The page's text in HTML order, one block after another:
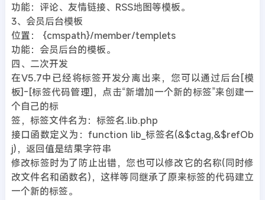
功能：评论、友情链接、RSS地图等模板。
3、会员后台模板
位置： {cmspath}/member/templets
功能：会员后台的模板。
四、二次开发
在V5.7中已经将标签开发分离出来，您可以通过后台[模
板]-[标签代码管理]，点击“新增加一个新的标签”来创建一
个自己的标
签，标签文件名为：标签名.lib.php
接口函数定义为：function lib_标签名(&$ctag,&$refOb
j)，返回值是结果字符串
修改标签时为了防止出错，您也可以修改它的名称(同时修
改文件名和函数名)，这样等同继承了原来标签的代码建立
一个新的标签。